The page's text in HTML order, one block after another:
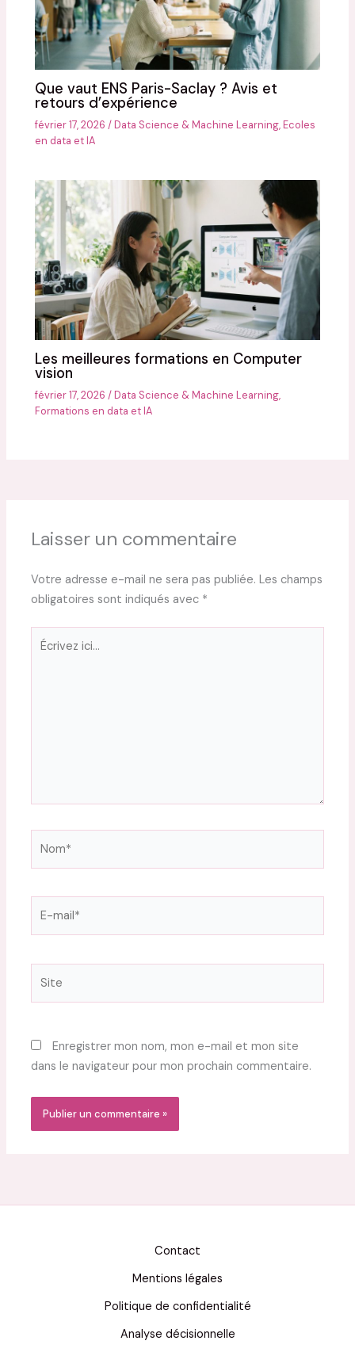
Que vaut ENS Paris-Saclay ? Avis et
retours d’expérience
février 17, 2026/Data Science & Machine Learning,Ecoles
en data et IA
Les meilleures formations en Computer
vision
février 17, 2026/Data Science & Machine Learning,
Formations en data et IA
Laisser un commentaire
Votre adresse e-mail ne sera pas publiée. Les champs
obligatoires sont indiqués avec *
Écrivez
Enregistrer mon nom, mon e-mail et mon site
dans le navigateur pour mon prochain commentaire.
Contact
Mentions légales
Politique de confidentialité
Analyse décisionnelle